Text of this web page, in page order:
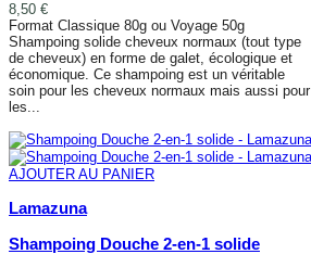
8,50 €
Format Classique 80g ou Voyage 50g
Shampoing solide cheveux normaux (tout type
de cheveux) en forme de galet, écologique et
économique. Ce shampoing est un véritable
soin pour les cheveux normaux mais aussi pour
les...
AJOUTER AU PANIER
Lamazuna
Shampoing Douche 2-en-1 solide